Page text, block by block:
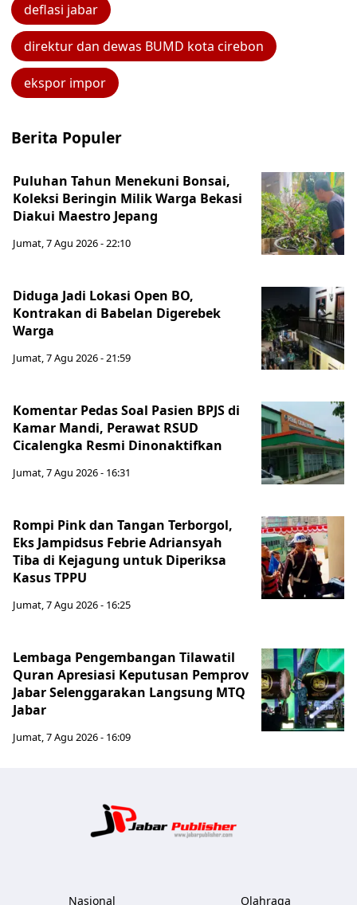
deflasi jabar
direktur dan dewas BUMD kota cirebon
ekspor impor
Berita Populer
Puluhan Tahun Menekuni Bonsai,
Koleksi Beringin Milik Warga Bekasi
Diakui Maestro Jepang
Jumat, 7 Agu 2026 - 22:10
Diduga Jadi Lokasi Open BO,
Kontrakan di Babelan Digerebek
Warga
Jumat, 7 Agu 2026 - 21:59
Komentar Pedas Soal Pasien BPJS di
Kamar Mandi, Perawat RSUD
Cicalengka Resmi Dinonaktifkan
Jumat, 7 Agu 2026 - 16:31
Rompi Pink dan Tangan Terborgol,
Eks Jampidsus Febrie Adriansyah
Tiba di Kejagung untuk Diperiksa
Kasus TPPU
Jumat, 7 Agu 2026 - 16:25
Lembaga Pengembangan Tilawatil
Quran Apresiasi Keputusan Pemprov
Jabar Selenggarakan Langsung MTQ
Jabar
Jumat, 7 Agu 2026 - 16:09
Nasional Olahraga